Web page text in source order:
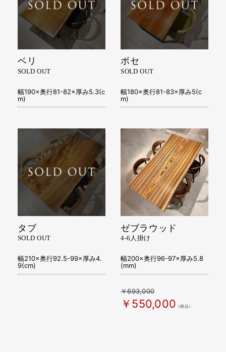
ベリ
SOLD OUT
幅190×奥行81-82×厚み5.3(c
m)
ボセ
SOLD OUT
幅180×奥行81-83×厚み5(c
m)
タブ
SOLD OUT
幅210×奥行92.5-99×厚み4.
9(cm)
ゼブラウッド
4-6人掛け
幅200×奥行96-97×厚み5.8
(mm)
￥693,000
￥550,000 （税込）